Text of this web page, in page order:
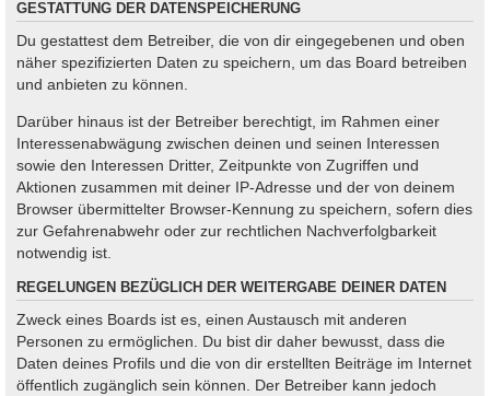
GESTATTUNG DER DATENSPEICHERUNG
Du gestattest dem Betreiber, die von dir eingegebenen und oben
näher spezifizierten Daten zu speichern, um das Board betreiben
und anbieten zu können.
Darüber hinaus ist der Betreiber berechtigt, im Rahmen einer
Interessenabwägung zwischen deinen und seinen Interessen
sowie den Interessen Dritter, Zeitpunkte von Zugriffen und
Aktionen zusammen mit deiner IP-Adresse und der von deinem
Browser übermittelter Browser-Kennung zu speichern, sofern dies
zur Gefahrenabwehr oder zur rechtlichen Nachverfolgbarkeit
notwendig ist.
REGELUNGEN BEZÜGLICH DER WEITERGABE DEINER DATEN
Zweck eines Boards ist es, einen Austausch mit anderen
Personen zu ermöglichen. Du bist dir daher bewusst, dass die
Daten deines Profils und die von dir erstellten Beiträge im Internet
öffentlich zugänglich sein können. Der Betreiber kann jedoch